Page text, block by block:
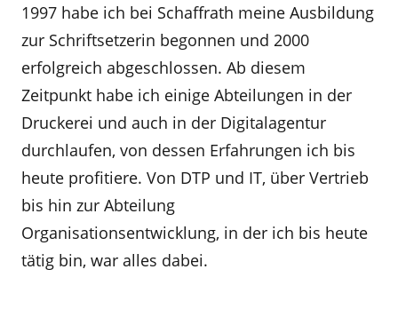
1997 habe ich bei Schaffrath meine Ausbildung
zur Schriftsetzerin begonnen und 2000
erfolgreich abgeschlossen. Ab diesem
Zeitpunkt habe ich einige Abteilungen in der
Druckerei und auch in der Digitalagentur
durchlaufen, von dessen Erfahrungen ich bis
heute profitiere. Von DTP und IT, über Vertrieb
bis hin zur Abteilung
Organisationsentwicklung, in der ich bis heute
tätig bin, war alles dabei.